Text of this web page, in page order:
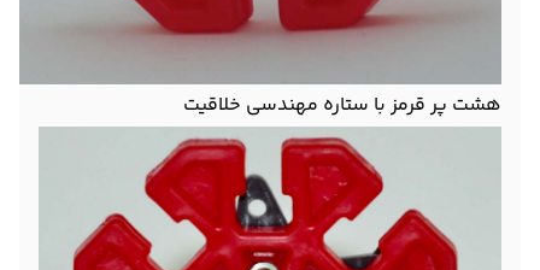
هشت پر قرمز با ستاره مهندسی خلاقیت